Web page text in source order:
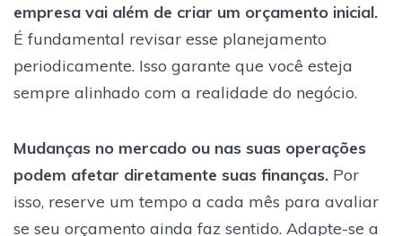
empresa vai além de criar um orçamento inicial.
É fundamental revisar esse planejamento
periodicamente. Isso garante que você esteja
sempre alinhado com a realidade do negócio.
Mudanças no mercado ou nas suas operações
podem afetar diretamente suas finanças. Por
isso, reserve um tempo a cada mês para avaliar
se seu orçamento ainda faz sentido. Adapte-se a